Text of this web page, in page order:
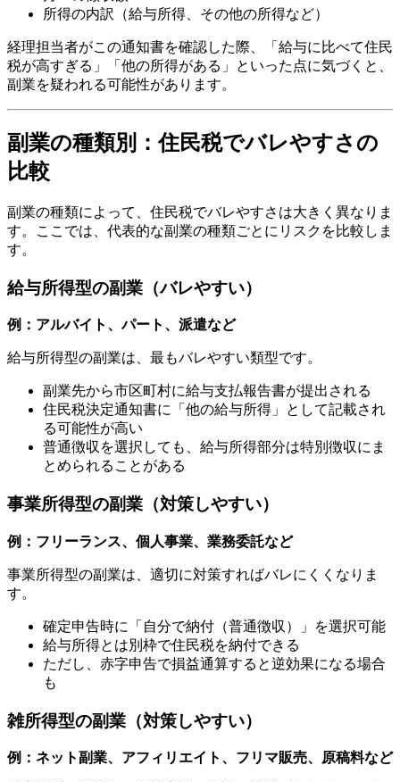
所得の内訳（給与所得、その他の所得など）
経理担当者がこの通知書を確認した際、「給与に比べて住民
税が高すぎる」「他の所得がある」といった点に気づくと、
副業を疑われる可能性があります。
副業の種類別：住民税でバレやすさの
比較
副業の種類によって、住民税でバレやすさは大きく異なりま
す。ここでは、代表的な副業の種類ごとにリスクを比較しま
す。
給与所得型の副業（バレやすい）
例：アルバイト、パート、派遣など
給与所得型の副業は、最もバレやすい類型です。
副業先から市区町村に給与支払報告書が提出される
住民税決定通知書に「他の給与所得」として記載され
る可能性が高い
普通徴収を選択しても、給与所得部分は特別徴収にま
とめられることがある
事業所得型の副業（対策しやすい）
例：フリーランス、個人事業、業務委託など
事業所得型の副業は、適切に対策すればバレにくくなりま
す。
確定申告時に「自分で納付（普通徴収）」を選択可能
給与所得とは別枠で住民税を納付できる
ただし、赤字申告で損益通算すると逆効果になる場合
も
雑所得型の副業（対策しやすい）
例：ネット副業、アフィリエイト、フリマ販売、原稿料など